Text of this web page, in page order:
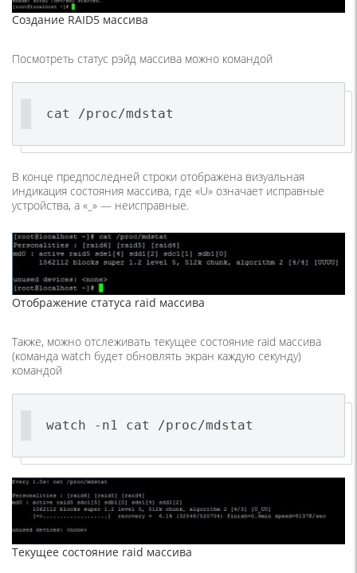
Создание RAID5 массива
Посмотреть статус рэйд массива можно командой
cat /proc/mdstat
В конце предпоследней строки отображена визуальная
индикация состояния массива, где «U» означает исправные
устройства, а «_» — неисправные.
Отображение статуса raid массива
Также, можно отслеживать текущее состояние raid массива
(команда watch будет обновлять экран каждую секунду)
командой
watch -n1 cat /proc/mdstat
Текущее состояние raid массива